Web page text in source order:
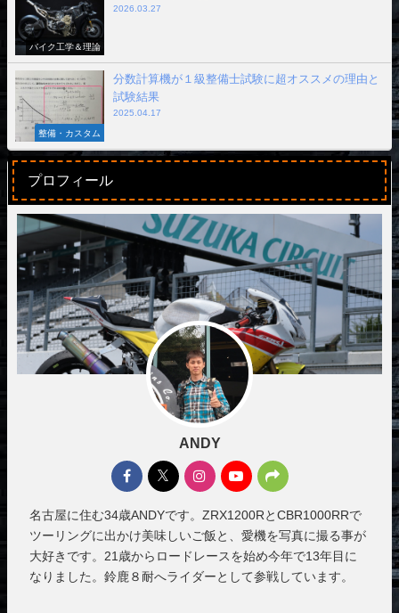
バイク工学＆理論
2026.03.27
整備・カスタム
分数計算機が１級整備士試験に超オススメの理由と
試験結果
2025.04.17
プロフィール
ANDY
名古屋に住む34歳ANDYです。ZRX1200RとCBR1000RRで
ツーリングに出かけ美味しいご飯と、愛機を写真に撮る事が
大好きです。21歳からロードレースを始め今年で13年目に
なりました。鈴鹿８耐へライダーとして参戦しています。